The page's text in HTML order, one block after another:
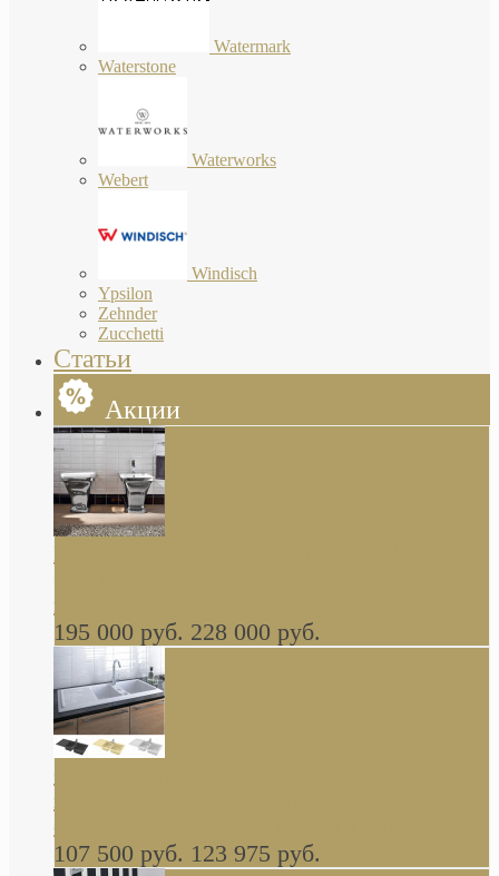
Watermark
Waterstone
Waterworks
Webert
Windisch
Ypsilon
Zehnder
Zucchetti
Статьи
Акции
Butterfly Scarabeo КОМПЛЕКТ санфаянса
глянцевая платина В НАЛИЧИИ
195 000 руб. 228 000 руб.
керамическая мойка 1160 x 510 мм белая,
серая, черная, бежевая В НАЛИЧИИ
107 500 руб. 123 975 руб.